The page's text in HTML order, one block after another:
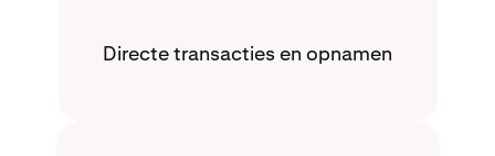
Directe transacties en opnamen